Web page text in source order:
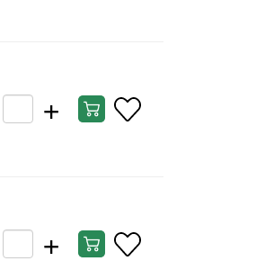
+
+